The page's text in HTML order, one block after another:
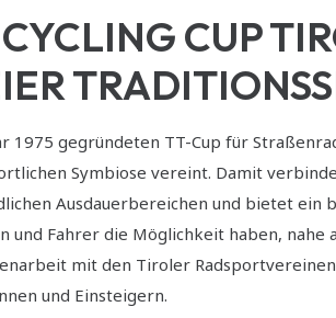
CUP
1975 gegründeten TT-Cup für
Symbiose vereint. Damit
Ausdauerbereichen und bietet ein
und Fahrer die Möglichkeit haben,
mit den Tiroler
und Einsteigern.